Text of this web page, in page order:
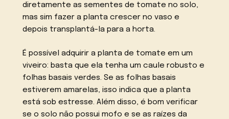
diretamente as sementes de tomate no solo,
mas sim fazer a planta crescer no vaso e
depois transplantá-la para a horta.
É possível adquirir a planta de tomate em um
viveiro: basta que ela tenha um caule robusto e
folhas basais verdes. Se as folhas basais
estiverem amarelas, isso indica que a planta
está sob estresse. Além disso, é bom verificar
se o solo não possui mofo e se as raízes da